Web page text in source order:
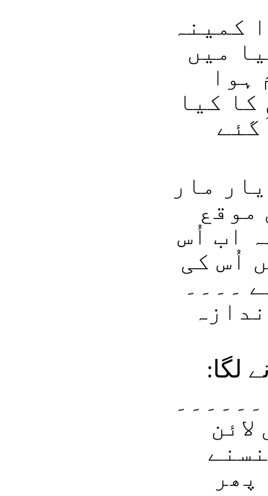
کمینہ
میں
ہوا
کیا
مار
موقع
اب اُس
اُس کی
۔۔۔۔
لگا: